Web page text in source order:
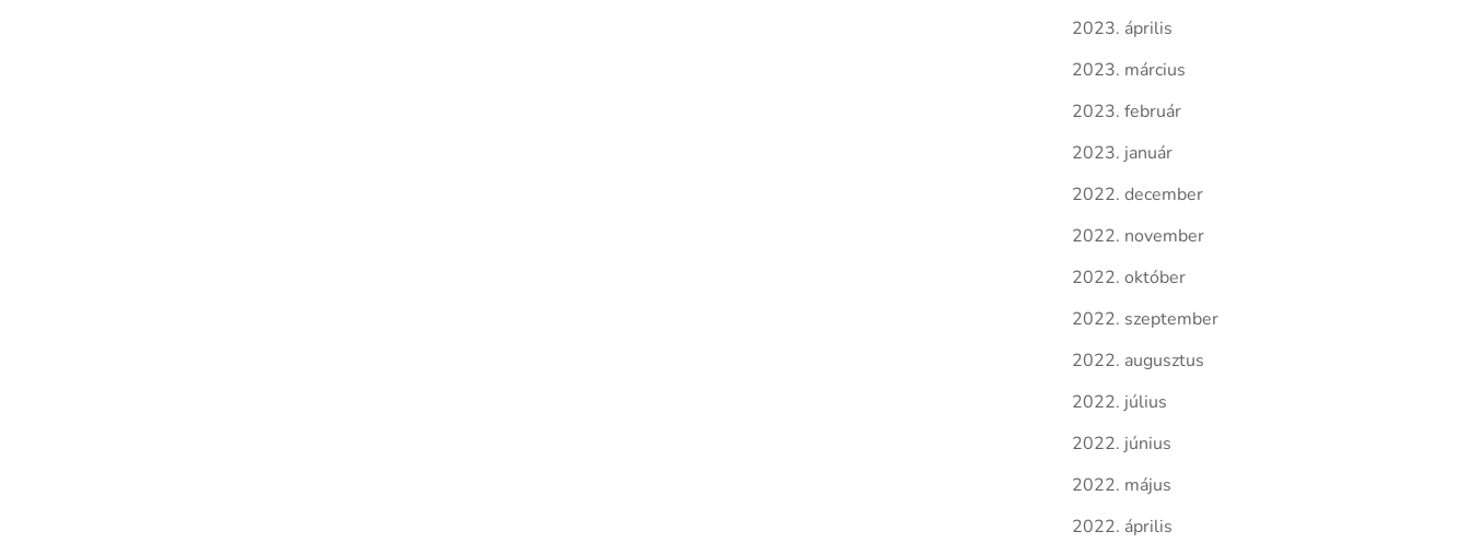
2023. április
2023. március
2023. február
2023. január
2022. december
2022. november
2022. október
2022. szeptember
2022. augusztus
2022. július
2022. június
2022. május
2022. április